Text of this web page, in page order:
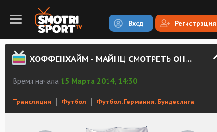
Вход Регистрация
ХОФФЕНХАЙМ - МАЙНЦ СМОТРЕТЬ ОНЛАЙН
Время начала 15 Марта 2014, 14:30
Трансляции Футбол Футбол. Германия. Бундеслига